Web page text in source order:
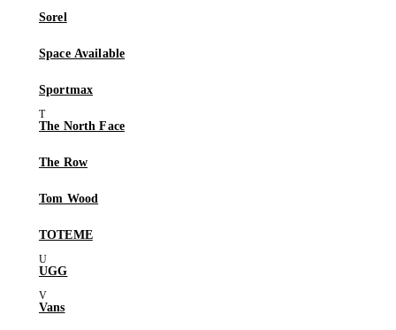
Sorel
Space Available
Sportmax
The North Face
The Row
Tom Wood
TOTEME
UGG
Vans